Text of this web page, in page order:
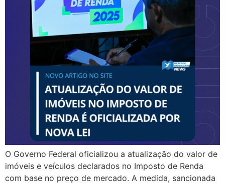
O Governo Federal oficializou a atualização do valor de
imóveis e veículos declarados no Imposto de Renda
com base no preço de mercado. A medida, sancionada